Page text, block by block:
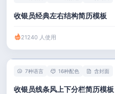
收银员经典左右结构简历模板
21240 人使用
7种语言 16种配色 含封面
收银员线条风上下分栏简历模板